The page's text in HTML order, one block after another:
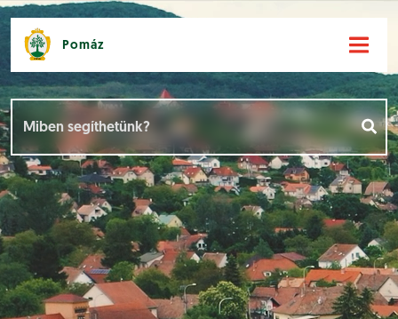
Pomáz
Események []
Dokumentumok [ ]
Aloldalak []